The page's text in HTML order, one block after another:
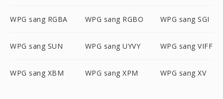
WPG sang RGBA WPG sang RGBO WPG sang SGI
WPG sang SUN WPG sang UYVY WPG sang VIFF
WPG sang XBM WPG sang XPM WPG sang XV